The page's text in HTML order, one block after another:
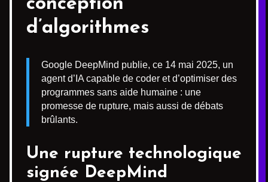
conception
d’algorithmes
Google DeepMind publie, ce 14 mai 2025, un
agent d’IA capable de coder et d’optimiser des
programmes sans aide humaine : une
promesse de rupture, mais aussi de débats
brûlants.
Une rupture technologique
signée DeepMind